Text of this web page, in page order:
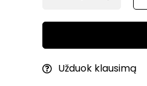
Užduok klausimą